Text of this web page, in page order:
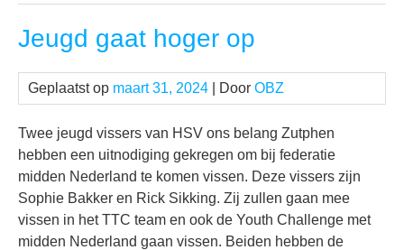
Jeugd gaat hoger op
Geplaatst op maart 31, 2024 | Door OBZ
Twee jeugd vissers van HSV ons belang Zutphen
hebben een uitnodiging gekregen om bij federatie
midden Nederland te komen vissen. Deze vissers zijn
Sophie Bakker en Rick Sikking. Zij zullen gaan mee
vissen in het TTC team en ook de Youth Challenge met
midden Nederland gaan vissen. Beiden hebben de